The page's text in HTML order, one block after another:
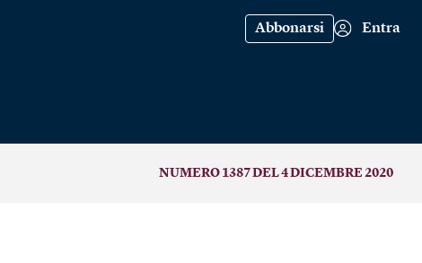
Abbonarsi Entra
NUMERO 1387 DEL 4 DICEMBRE 2020